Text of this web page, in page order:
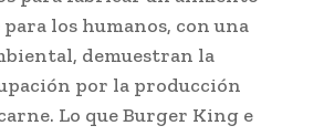
los humanos, con una
demuestran la
por la producción
Lo que Burger King e